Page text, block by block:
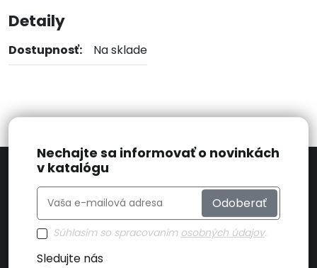
Detaily
Dostupnosť: Na sklade
Nechajte sa informovať o novinkách
v katalógu
Odoberať
Súhlasím so spracovaním osobných údajov.
Sledujte nás